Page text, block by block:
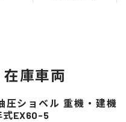
庫車両
圧ショベル 重機・建機
式EX60-5